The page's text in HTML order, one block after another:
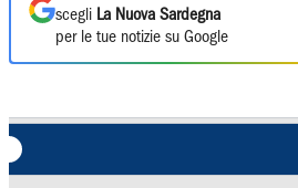
scegli La Nuova Sardegna
per le tue notizie su Google